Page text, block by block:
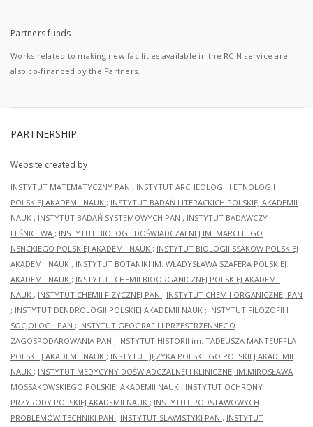
Partners funds
Works related to making new facilities available in the RCIN service are
also co-financed by the Partners.
PARTNERSHIP:
Website created by
INSTYTUT MATEMATYCZNY PAN ; INSTYTUT ARCHEOLOGII I ETNOLOGII
POLSKIEJ AKADEMII NAUK ; INSTYTUT BADAŃ LITERACKICH POLSKIEJ AKADEMII
NAUK ; INSTYTUT BADAŃ SYSTEMOWYCH PAN ; INSTYTUT BADAWCZY
LEŚNICTWA ; INSTYTUT BIOLOGII DOŚWIADCZALNEJ IM. MARCELEGO
NENCKIEGO POLSKIEJ AKADEMII NAUK ; INSTYTUT BIOLOGII SSAKÓW POLSKIEJ
AKADEMII NAUK ; INSTYTUT BOTANIKI IM. WŁADYSŁAWA SZAFERA POLSKIEJ
AKADEMII NAUK ; INSTYTUT CHEMII BIOORGANICZNEJ POLSKIEJ AKADEMII
NAUK ; INSTYTUT CHEMII FIZYCZNEJ PAN ; INSTYTUT CHEMII ORGANICZNEJ PAN
; INSTYTUT DENDROLOGII POLSKIEJ AKADEMII NAUK ; INSTYTUT FILOZOFII I
SOCJOLOGII PAN ; INSTYTUT GEOGRAFII I PRZESTRZENNEGO
ZAGOSPODAROWANIA PAN ; INSTYTUT HISTORII im. TADEUSZA MANTEUFFLA
POLSKIEJ AKADEMII NAUK ; INSTYTUT JĘZYKA POLSKIEGO POLSKIEJ AKADEMII
NAUK ; INSTYTUT MEDYCYNY DOŚWIADCZALNEJ I KLINICZNEJ IM.MIROSŁAWA
MOSSAKOWSKIEGO POLSKIEJ AKADEMII NAUK ; INSTYTUT OCHRONY
PRZYRODY POLSKIEJ AKADEMII NAUK ; INSTYTUT PODSTAWOWYCH
PROBLEMÓW TECHNIKI PAN ; INSTYTUT SLAWISTYKI PAN ; INSTYTUT